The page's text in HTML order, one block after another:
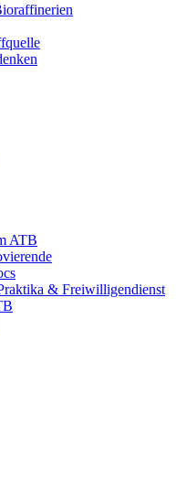
ATB
& Freiwilligendienst